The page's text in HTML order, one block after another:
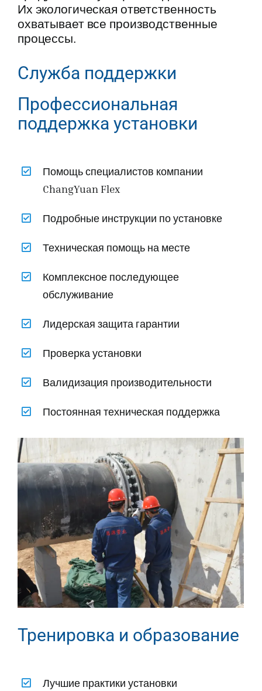
Их экологическая ответственность
охватывает все производственные
процессы.
Служба поддержки
Профессиональная
поддержка установки
Помощь специалистов компании
ChangYuan Flex
Подробные инструкции по установке
Техническая помощь на месте
Комплексное последующее
обслуживание
Лидерская защита гарантии
Проверка установки
Валидизация производительности
Постоянная техническая поддержка
Тренировка и образование
Лучшие практики установки